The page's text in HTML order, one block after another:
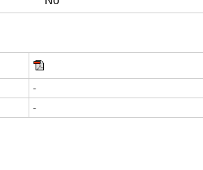
-
-